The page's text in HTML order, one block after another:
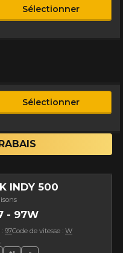
Sélectionner
Sélectionner
INDY 500
- 97W
97Code de vitesse : W